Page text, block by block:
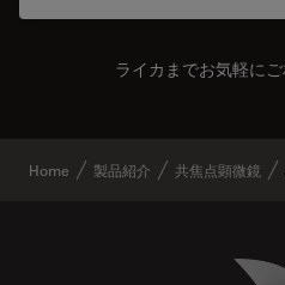
ライカまでお気軽に
Home 製品紹介 共焦点顕微鏡